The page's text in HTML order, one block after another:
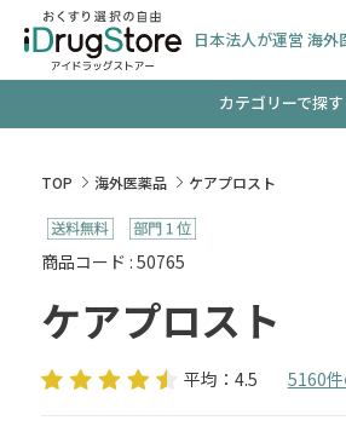
日本法人が運営 海
カテゴリーで探す
検査キット
TOP 海外医薬品 ケアプロスト
商品コード : 50765
ケアプロスト
平均：4.5 5160